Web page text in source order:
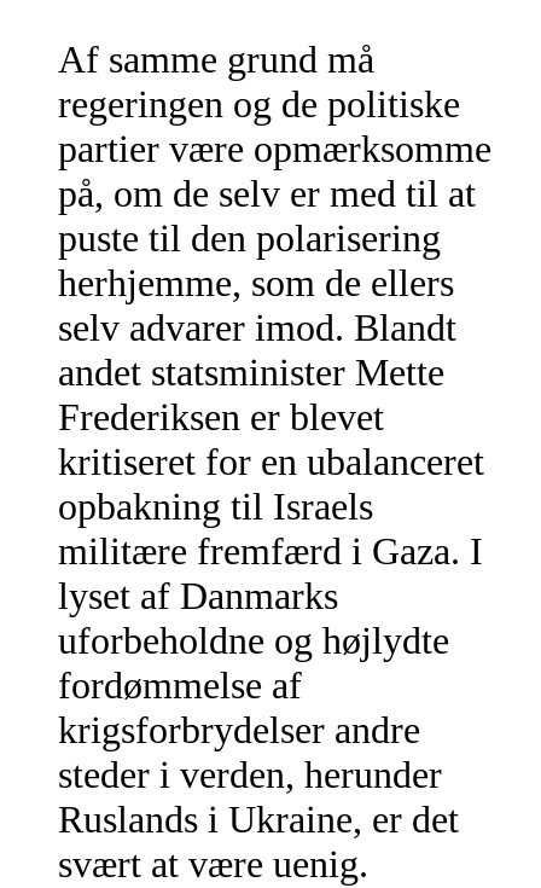
Af samme grund må
regeringen og de politiske
partier være opmærksomme
på, om de selv er med til at
puste til den polarisering
herhjemme, som de ellers
selv advarer imod. Blandt
andet statsminister Mette
Frederiksen er blevet
kritiseret for en ubalanceret
opbakning til Israels
militære fremfærd i Gaza. I
lyset af Danmarks
uforbeholdne og højlydte
fordømmelse af
krigsforbrydelser andre
steder i verden, herunder
Ruslands i Ukraine, er det
svært at være uenig.